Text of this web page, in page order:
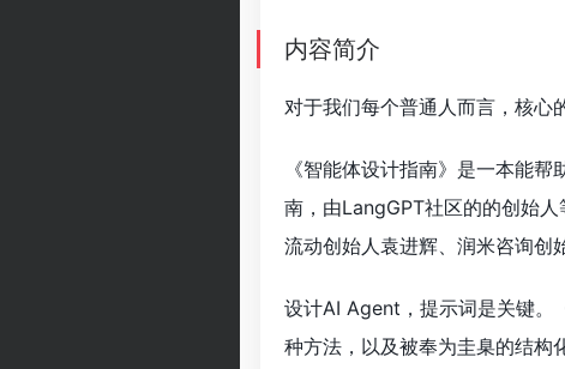
内容简介
对于我们每个普通人而言，核心
《智能体设计指南》是一本能
南，由LangGPT社区的的创始
流动创始人袁进辉、润米咨询创
设计AI Agent，提示词是关键。
种方法，以及被奉为圭臬的结构